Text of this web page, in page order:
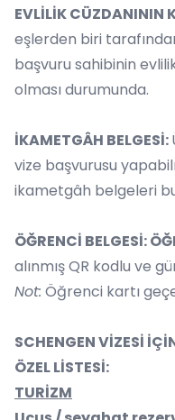
EVLİLİK CÜZDANININ
eşlerden biri
başvuru sahibinin
olması durumunda.
İKAMETGÂH BELGESİ:
vize başvurusu
ikametgâh belgeleri
ÖĞRENCİ BELGESİ:
alınmış QR kodlu ve
Not: Öğrenci kartı
SCHENGEN VİZESİ
ÖZEL LİSTESİ:
TURİZM